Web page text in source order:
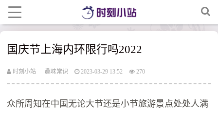
国庆节上海内环限行吗2022
时刻小站 趣味常识 2023-03-29 13:52 270
众所周知在中国无论大节还是小节旅游景点处处人满